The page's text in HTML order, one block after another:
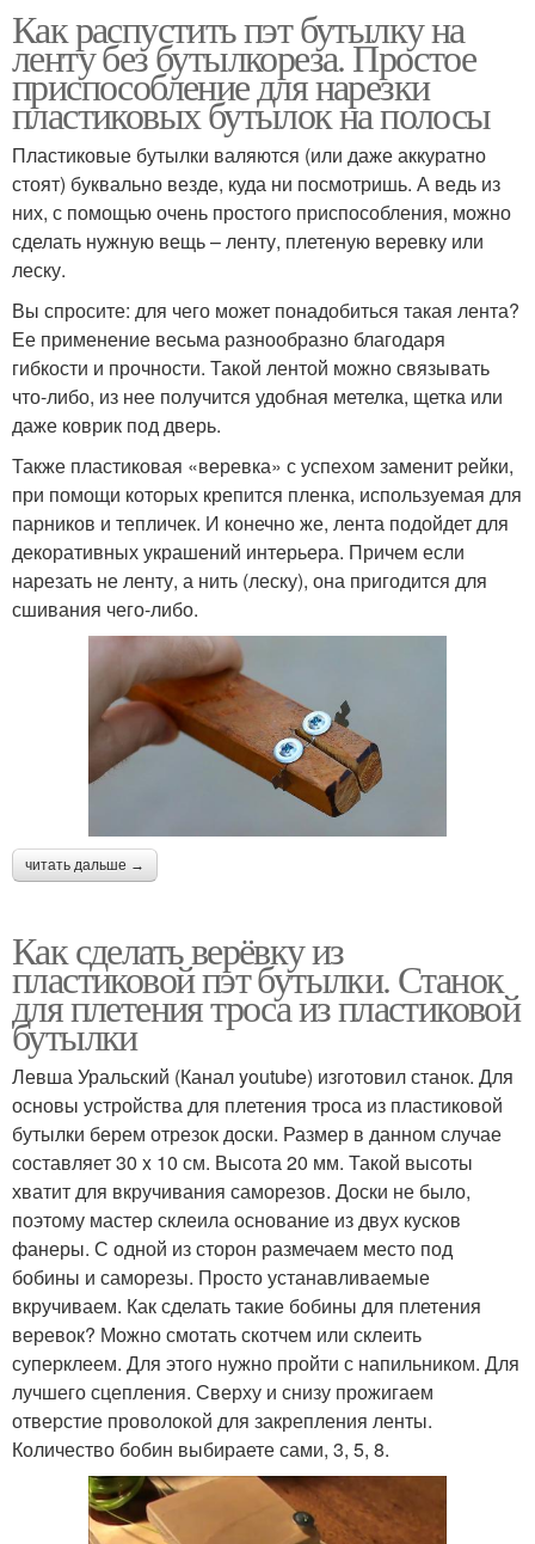
Как распустить пэт бутылку на
ленту без бутылкореза. Простое
приспособление для нарезки
пластиковых бутылок на полосы
Пластиковые бутылки валяются (или даже аккуратно
стоят) буквально везде, куда ни посмотришь. А ведь из
них, с помощью очень простого приспособления, можно
сделать нужную вещь – ленту, плетеную веревку или
леску.
Вы спросите: для чего может понадобиться такая лента?
Ее применение весьма разнообразно благодаря
гибкости и прочности. Такой лентой можно связывать
что-либо, из нее получится удобная метелка, щетка или
даже коврик под дверь.
Также пластиковая «веревка» с успехом заменит рейки,
при помощи которых крепится пленка, используемая для
парников и тепличек. И конечно же, лента подойдет для
декоративных украшений интерьера. Причем если
нарезать не ленту, а нить (леску), она пригодится для
сшивания чего-либо.
читать дальше →
Как сделать верёвку из
пластиковой пэт бутылки. Станок
для плетения троса из пластиковой
бутылки
Левша Уральский (Канал youtube) изготовил станок. Для
основы устройства для плетения троса из пластиковой
бутылки берем отрезок доски. Размер в данном случае
составляет 30 x 10 см. Высота 20 мм. Такой высоты
хватит для вкручивания саморезов. Доски не было,
поэтому мастер склеила основание из двух кусков
фанеры. С одной из сторон размечаем место под
бобины и саморезы. Просто устанавливаемые
вкручиваем. Как сделать такие бобины для плетения
веревок? Можно смотать скотчем или склеить
суперклеем. Для этого нужно пройти с напильником. Для
лучшего сцепления. Сверху и снизу прожигаем
отверстие проволокой для закрепления ленты.
Количество бобин выбираете сами, 3, 5, 8.